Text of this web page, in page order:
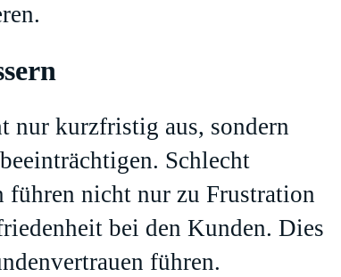
nur kurzfristig aus, sondern
Schlecht
führen nicht nur zu Frustration
bei den Kunden. Dies
führen.